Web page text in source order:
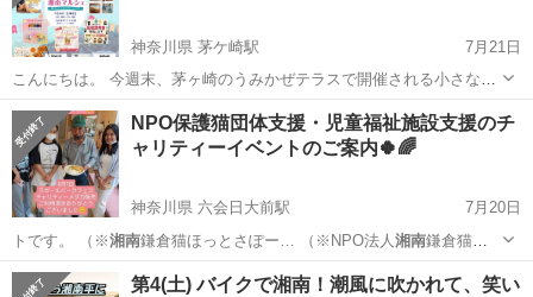
神奈川県 茅ケ崎駅
7月21日
こんにちは。 今週末、茅ヶ崎のうみかぜテラスで開催される小さなマ
ルシェのご案内です。 「なんだか最近、忙しくて自分の事は後回
し…」 「身体がダルくて、何をするにもおっくう…」 そんな方にこそ
ふらっと寄ってほしいマル...
神奈川 茅ヶ崎市 茅ケ崎駅 その他 マルシェ
NPO保護猫団体支援・児童福祉施設支援のチ
ャリティーイベントのご案内🍀🌈
神奈川県 六会日大前駅
7月20日
トです。 （※湘南 鎌倉猫ほっとさぽー… （※NPO法人 湘南鎌倉猫ほ
っとさぽー…
神奈川 藤沢市 六会日大前駅 その他 塗り絵
第4(土) バイクで湘南！潮風に吹かれて、笑い